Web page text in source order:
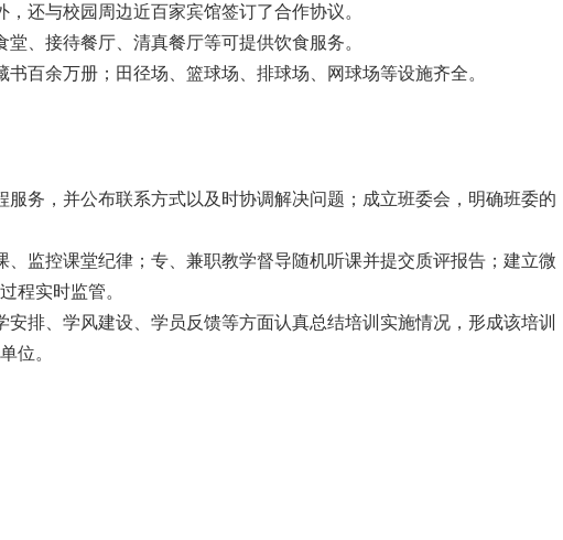
还与校园周边近百家宾馆签订了合作协议。
、接待餐厅、清真餐厅等可提供饮食服务。
百余万册；田径场、篮球场、排球场、网球场等设施齐全。
服务，并公布联系方式以及时协调解决问题；成立班委会，明确班委的
、监控课堂纪律；专、兼职教学督导随机听课并提交质评报告；建立微
程实时监管。
排、学风建设、学员反馈等方面认真总结培训实施情况，形成该培训
位。